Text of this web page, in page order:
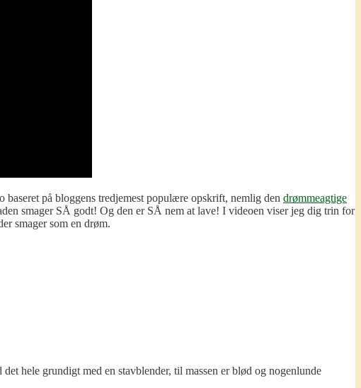
på bloggens tredjemest populære opskrift, nemlig den drømmeagtige
smager SÅ godt! Og den er SÅ nem at lave! I videoen viser jeg dig trin for
smager som en drøm.
hele grundigt med en stavblender, til massen er blød og nogenlunde